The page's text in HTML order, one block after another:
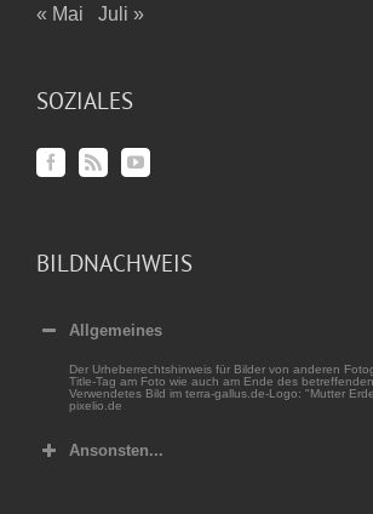
« Mai
Juli »
SOZIALES
BILDNACHWEIS
Allgemeines
Der Urheberrechtshinweis für Bilder von anderen
Title-Tag am Foto wie auch am Ende des
Verwendetes Bild im terra-gallus.de-Logo: "Mutter
pixelio.de
Ansonsten...